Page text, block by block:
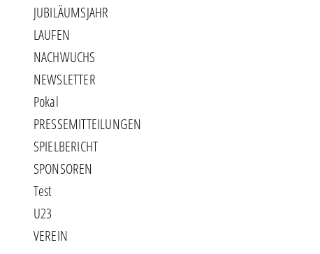
JUBILÄUMSJAHR
LAUFEN
NACHWUCHS
NEWSLETTER
Pokal
PRESSEMITTEILUNGEN
SPIELBERICHT
SPONSOREN
Test
U23
VEREIN